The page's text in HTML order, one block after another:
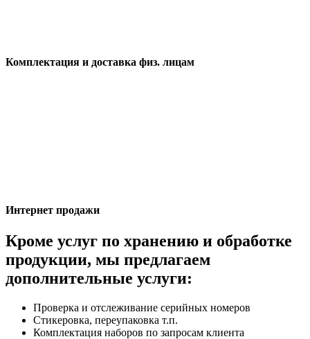
Комплектация и доставка физ. лицам
Интернет продажи
Кроме услуг по хранению и обработке
продукции, мы предлагаем
дополнительные услуги:
Проверка и отслеживание серийных номеров
Стикеровка, переупаковка т.п.
Комплектация наборов по запросам клиента